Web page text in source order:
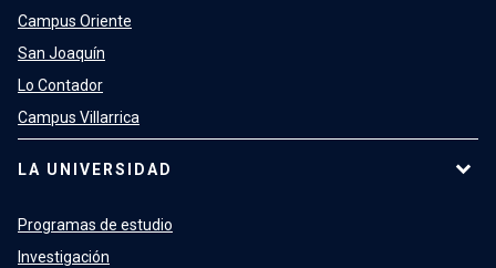
Campus Oriente
San Joaquín
Lo Contador
Campus Villarrica
LA UNIVERSIDAD
Programas de estudio
Investigación